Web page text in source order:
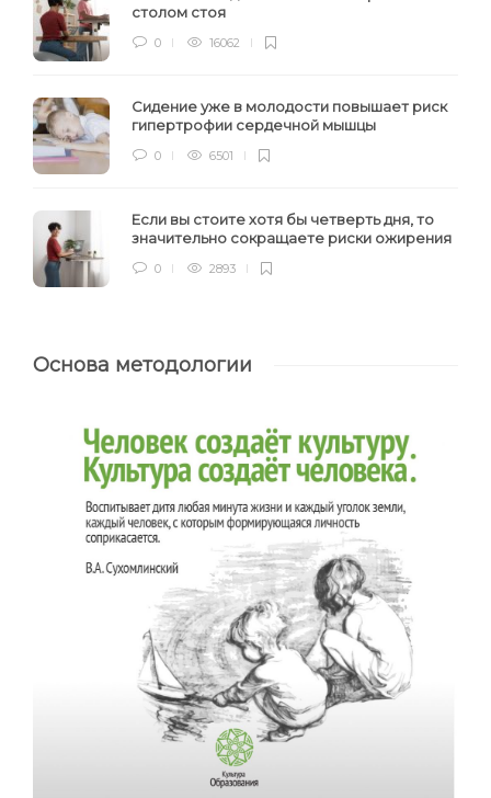
столом стоя
0 16062
Сидение уже в молодости повышает риск
гипертрофии сердечной мышцы
0 6501
Если вы стоите хотя бы четверть дня, то
значительно сокращаете риски ожирения
0 2893
Основа методологии